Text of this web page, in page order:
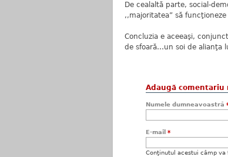
De cealaltă parte, social-
,,majoritatea” să
Concluzia e aceeaşi,
de sfoară…un soi de alianţa
Adaugă comentariu
Numele dumneavoastră
E-mail *
Conţinutul acestui câmp va